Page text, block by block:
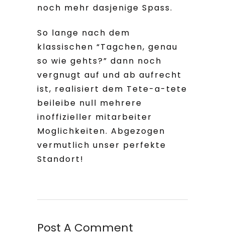
noch mehr dasjenige Spass.
So lange nach dem
klassischen “Tagchen, genau
so wie gehts?” dann noch
vergnugt auf und ab aufrecht
ist, realisiert dem Tete-a-tete
beileibe null mehrere
inoffizieller mitarbeiter
Moglichkeiten. Abgezogen
vermutlich unser perfekte
Standort!
Post A Comment